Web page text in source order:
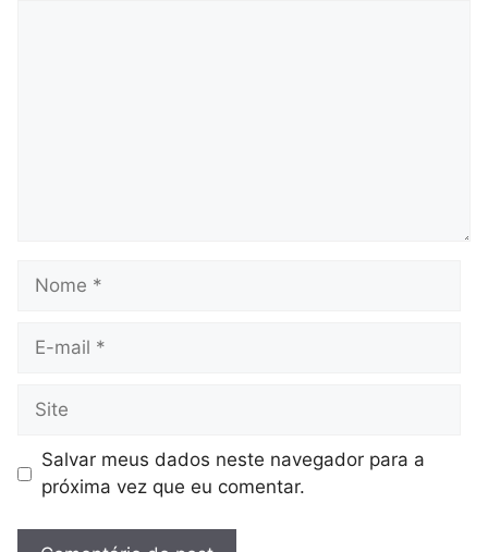
Nome
Site
Salvar meus dados neste navegador para a
próxima vez que eu comentar.